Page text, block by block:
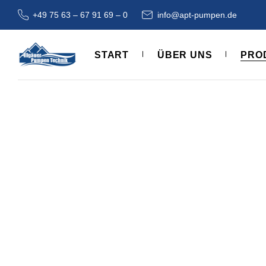
+49 75 63 – 67 91 69 – 0 info@apt-pumpen.de
START ÜBER UNS